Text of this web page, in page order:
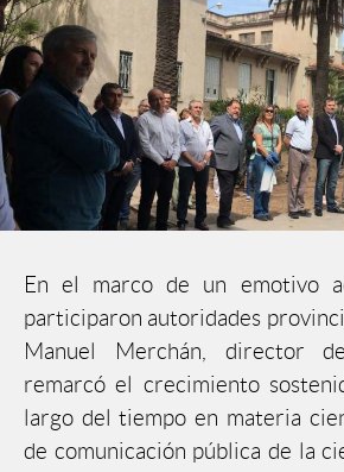
En el marco de un emotivo
participaron autoridades
Manuel Merchán, director
remarcó el crecimiento
largo del tiempo en materia
de comunicación pública de la